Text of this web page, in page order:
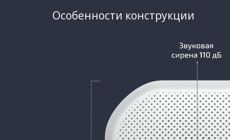
Особенности конструкции